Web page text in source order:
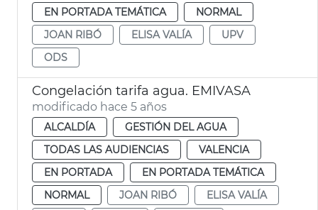
EN PORTADA TEMÁTICA
NORMAL
JOAN RIBÓ
ELISA VALÍA
UPV
ODS
Congelación tarifa agua. EMIVASA
modificado hace 5 años
ALCALDÍA
GESTIÓN DEL AGUA
TODAS LAS AUDIENCIAS
VALENCIA
EN PORTADA
EN PORTADA TEMÁTICA
NORMAL
JOAN RIBÓ
ELISA VALÍA